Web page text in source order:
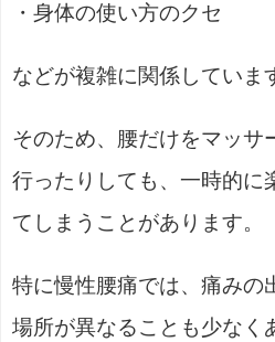
・身体の使い方のクセ
などが複雑に関係していま
そのため、腰だけをマッサ
行ったりしても、一時的に
てしまうことがあります。
特に慢性腰痛では、痛みの
場所が異なることも少なく